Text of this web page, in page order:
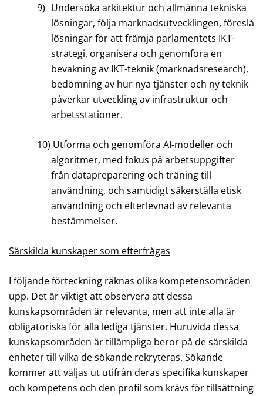
9) Undersöka arkitektur och allmänna tekniska
lösningar, följa marknadsutvecklingen, föreslå
lösningar för att främja parlamentets IKT-
strategi, organisera och genomföra en
bevakning av IKT-teknik (marknadsresearch),
bedömning av hur nya tjänster och ny teknik
påverkar utveckling av infrastruktur och
arbetsstationer.
10) Utforma och genomföra AI-modeller och
algoritmer, med fokus på arbetsuppgifter
från datapreparering och träning till
användning, och samtidigt säkerställa etisk
användning och efterlevnad av relevanta
bestämmelser.
Särskilda kunskaper som efterfrågas
I följande förteckning räknas olika kompetensområden
upp. Det är viktigt att observera att dessa
kunskapsområden är relevanta, men att inte alla är
obligatoriska för alla lediga tjänster. Huruvida dessa
kunskapsområden är tillämpliga beror på de särskilda
enheter till vilka de sökande rekryteras. Sökande
kommer att väljas ut utifrån deras specifika kunskaper
och kompetens och den profil som krävs för tillsättning